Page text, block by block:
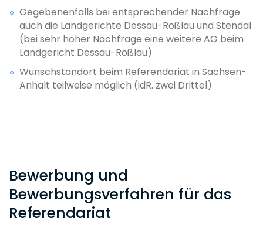
Gegebenenfalls bei entsprechender Nachfrage
auch die Landgerichte Dessau-Roßlau und Stendal
(bei sehr hoher Nachfrage eine weitere AG beim
Landgericht Dessau-Roßlau)
Wunschstandort beim Referendariat in Sachsen-
Anhalt teilweise möglich (idR. zwei Drittel)
Bewerbung und
Bewerbungsverfahren für das
Referendariat